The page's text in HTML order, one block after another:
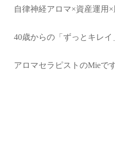
自律神経アロマ×資産運用×
40歳からの「ずっとキレイ
アロマセラピストのMieです